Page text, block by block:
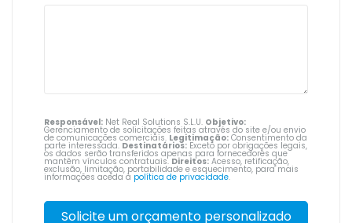
Responsável: Net Real Solutions S.L.U. Objetivo:
Gerenciamento de solicitações feitas através do site e/ou envio
de comunicações comerciais. Legitimação: Consentimento da
parte interessada. Destinatários: Exceto por obrigações legais,
os dados serão transferidos apenas para fornecedores que
mantêm vínculos contratuais. Direitos: Acesso, retificação,
exclusão, limitação, portabilidade e esquecimento, para mais
informações aceda à política de privacidade.